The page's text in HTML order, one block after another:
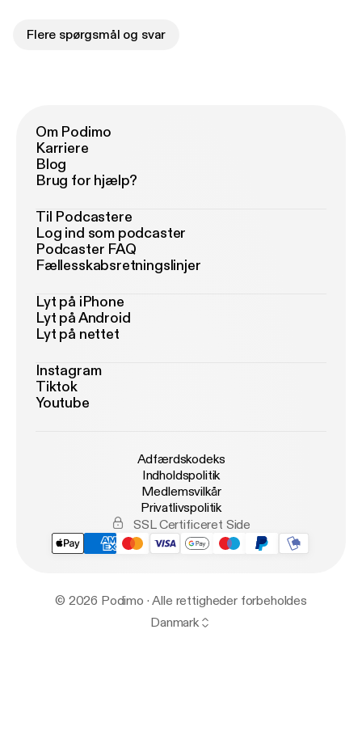
Flere spørgsmål og svar
Om Podimo
Karriere
Blog
Brug for hjælp?
Til Podcastere
Log ind som podcaster
Podcaster FAQ
Fællesskabsretningslinjer
Lyt på iPhone
Lyt på Android
Lyt på nettet
Instagram
Tiktok
Youtube
Adfærdskodeks
Indholdspolitik
Medlemsvilkår
Privatlivspolitik
SSL Certificeret Side
© 2026 Podimo · Alle rettigheder forbeholdes
Danmark